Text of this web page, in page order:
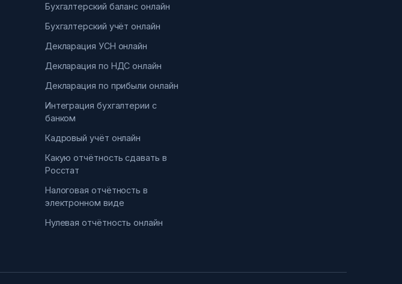
Бухгалтерский баланс онлайн
Бухгалтерский учёт онлайн
Декларация УСН онлайн
Декларация по НДС онлайн
Декларация по прибыли онлайн
Интеграция бухгалтерии с
банком
Кадровый учёт онлайн
Какую отчётность сдавать в
Росстат
Налоговая отчётность в
электронном виде
Нулевая отчётность онлайн